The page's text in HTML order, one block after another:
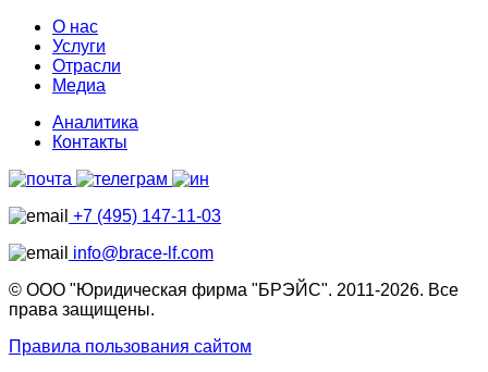
О нас
Услуги
Отрасли
Медиа
Аналитика
Контакты
+7 (495) 147-11-03
info@brace-lf.com
© ООО "Юридическая фирма "БРЭЙС". 2011-2026. Все
права защищены.
Правила пользования сайтом